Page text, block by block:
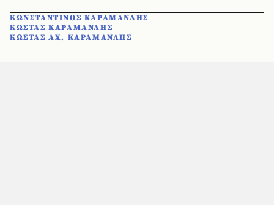
ΚΩΝΣΤΑΝΤΙΝΟΣ ΚΑΡΑΜΑΝΛΗΣ
ΚΩΣΤΑΣ ΚΑΡΑΜΑΝΛΗΣ
ΚΩΣΤΑΣ ΑΧ. ΚΑΡΑΜΑΝΛΗΣ